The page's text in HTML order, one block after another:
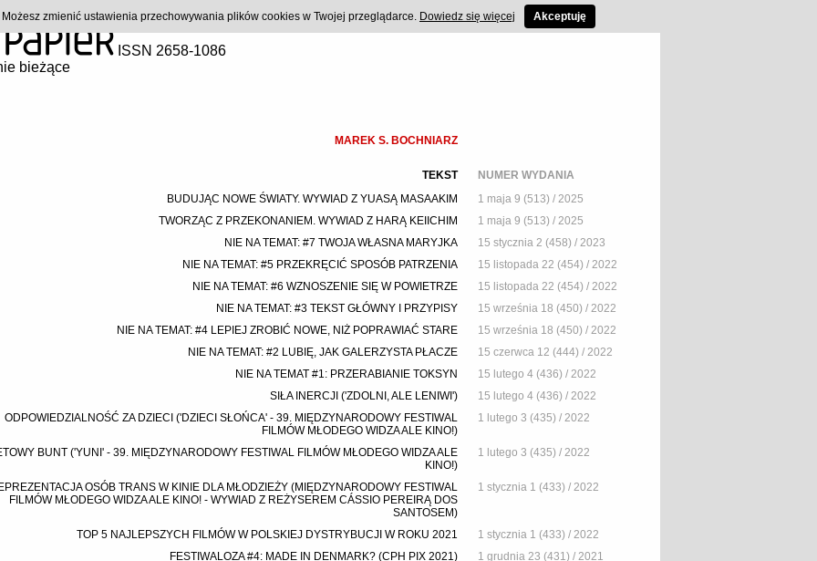
ISSN 2658-1086
bieżące
MAREK S. BOCHNIARZ
TEKST
NUMER WYDANIA
BUDUJĄC NOWE ŚWIATY. WYWIAD Z YUASĄ MASAAKIM
1 maja 9 (513) / 2025
TWORZĄC Z PRZEKONANIEM. WYWIAD Z HARĄ KEIICHIM
1 maja 9 (513) / 2025
NIE NA TEMAT: #7 TWOJA WŁASNA MARYJKA
15 stycznia 2 (458) / 2023
NIE NA TEMAT: #5 PRZEKRĘCIĆ SPOSÓB PATRZENIA
15 listopada 22 (454) / 2022
NIE NA TEMAT: #6 WZNOSZENIE SIĘ W POWIETRZE
15 listopada 22 (454) / 2022
NIE NA TEMAT: #3 TEKST GŁÓWNY I PRZYPISY
15 września 18 (450) / 2022
NIE NA TEMAT: #4 LEPIEJ ZROBIĆ NOWE, NIŻ POPRAWIAĆ STARE
15 września 18 (450) / 2022
NIE NA TEMAT: #2 LUBIĘ, JAK GALERZYSTA PŁACZE
15 czerwca 12 (444) / 2022
NIE NA TEMAT #1: PRZERABIANIE TOKSYN
15 lutego 4 (436) / 2022
SIŁA INERCJI ('ZDOLNI, ALE LENIWI')
15 lutego 4 (436) / 2022
ODPOWIEDZIALNOŚĆ ZA DZIECI ('DZIECI SŁOŃCA' - 39. MIĘDZYNARODOWY FESTIWAL
FILMÓW MŁODEGO WIDZA ALE KINO!)
1 lutego 3 (435) / 2022
BUNT ('YUNI' - 39. MIĘDZYNARODOWY FESTIWAL FILMÓW MŁODEGO WIDZA ALE
KINO!)
1 lutego 3 (435) / 2022
OSÓB TRANS W KINIE DLA MŁODZIEŻY (MIĘDZYNARODOWY FESTIWAL
FILMÓW MŁODEGO WIDZA ALE KINO! - WYWIAD Z REŻYSEREM CÁSSIO PEREIRĄ DOS
SANTOSEM)
1 stycznia 1 (433) / 2022
TOP 5 NAJLEPSZYCH FILMÓW W POLSKIEJ DYSTRYBUCJI W ROKU 2021
1 stycznia 1 (433) / 2022
FESTIWALOZA #4: MADE IN DENMARK? (CPH PIX 2021)
1 grudnia 23 (431) / 2021
zmienić ustawienia przechowywania plików cookies w Twojej przeglądarce. Dowiedz się więcej Akceptuję